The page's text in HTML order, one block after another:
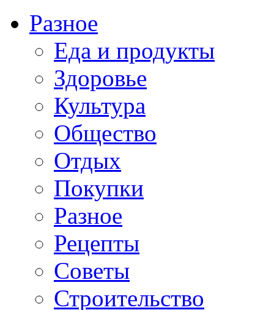
Разное
Еда и продукты
Здоровье
Культура
Общество
Отдых
Покупки
Разное
Рецепты
Советы
Строительство